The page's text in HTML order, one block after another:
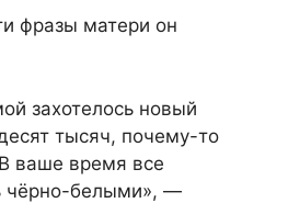
фразы матери он
захотелось новый
тысяч, почему-то
ваше время все
чёрно-белыми», —